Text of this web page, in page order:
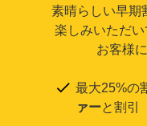
素晴らしい早期
楽しみいただ
お客様
最大25%の
ァーと割引